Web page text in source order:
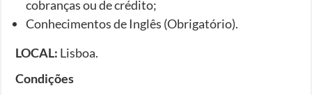
cobranças ou de crédito;
Conhecimentos de Inglês (Obrigatório).
LOCAL: Lisboa.
Condições